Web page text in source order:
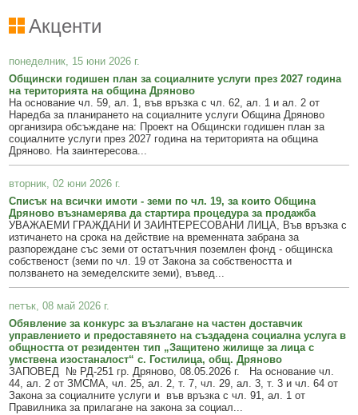
Акценти
понеделник, 15 юни 2026 г.
Общински годишен план за социалните услуги през 2027 година
на територията на община Дряново
На основание чл. 59, ал. 1, във връзка с чл. 62, ал. 1 и ал. 2 от
Наредба за планирането на социалните услуги Община Дряново
организира обсъждане на: Проект на Общински годишен план за
социалните услуги през 2027 година на територията на община
Дряново. На заинтересова...
вторник, 02 юни 2026 г.
Списък на всички имоти - земи по чл. 19, за които Община
Дряново възнамерява да стартира процедура за продажба
УВАЖАЕМИ ГРАЖДАНИ И ЗАИНТЕРЕСОВАНИ ЛИЦА, Във връзка с
изтичането на срока на действие на временната забрана за
разпореждане със земи от остатъчния поземлен фонд - общинска
собственост (земи по чл. 19 от Закона за собствеността и
ползването на земеделските земи), въвед...
петък, 08 май 2026 г.
Обявление за конкурс за възлагане на частен доставчик
управлението и предоставянето на създадена социална услуга в
общността от резидентен тип „Защитено жилище за лица с
умствена изостаналост“ с. Гостилица, общ. Дряново
ЗАПОВЕД № РД-251 гр. Дряново, 08.05.2026 г. На основание чл.
44, ал. 2 от ЗМСМА, чл. 25, ал. 2, т. 7, чл. 29, ал. 3, т. 3 и чл. 64 от
Закона за социалните услуги и във връзка с чл. 91, ал. 1 от
Правилника за прилагане на закона за социал...